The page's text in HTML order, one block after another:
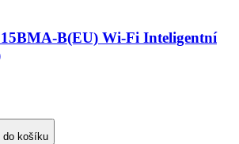
B(EU) Wi-Fi Inteligentní
do košíku